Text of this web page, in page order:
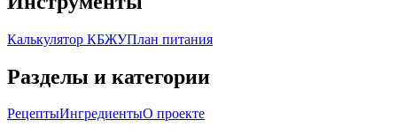
Калькулятор КБЖУПлан питания
Разделы и категории
РецептыИнгредиентыО проекте